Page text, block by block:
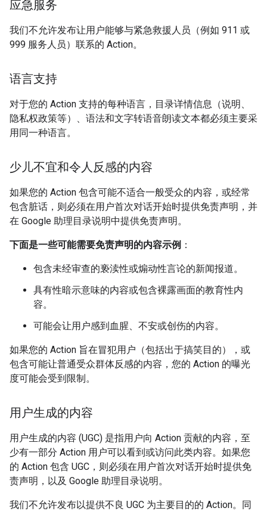
应急服务
我们不允许发布让用户能够与紧急救援人员（例如 911 或
999 服务人员）联系的 Action。
语言支持
对于您的 Action 支持的每种语言，目录详情信息（说明、
隐私权政策等）、语法和文字转语音朗读文本都必须主要采
用同一种语言。
少儿不宜和令人反感的内容
如果您的 Action 包含可能不适合一般受众的内容，或经常
包含脏话，则必须在用户首次对话开始时提供免责声明，并
在 Google 助理目录说明中提供免责声明。
下面是一些可能需要免责声明的内容示例 ：
包含未经审查的亵渎性或煽动性言论的新闻报道。
具有性暗示意味的内容或包含裸露画面的教育性内
容。
可能会让用户感到血腥、不安或创伤的内容。
如果您的 Action 旨在冒犯用户（包括出于搞笑目的），或
包含可能让普通受众群体反感的内容，您的 Action 的曝光
度可能会受到限制。
用户生成的内容
用户生成的内容 (UGC) 是指用户向 Action 贡献的内容，至
少有一部分 Action 用户可以看到或访问此类内容。如果您
的 Action 包含 UGC，则必须在用户首次对话开始时提供免
责声明，以及 Google 助理目录说明。
我们不允许发布以提供不良 UGC 为主要目的的 Action。同